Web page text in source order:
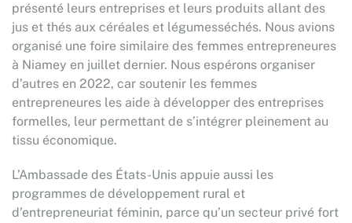
présenté leurs entreprises et leurs produits allant des
jus et thés aux céréales et légumesséchés. Nous avions
organisé une foire similaire des femmes entrepreneures
à Niamey en juillet dernier. Nous espérons organiser
d’autres en 2022, car soutenir les femmes
entrepreneures les aide à développer des entreprises
formelles, leur permettant de s’intégrer pleinement au
tissu économique.
L’Ambassade des États-Unis appuie aussi les
programmes de développement rural et
d’entrepreneuriat féminin, parce qu’un secteur privé fort